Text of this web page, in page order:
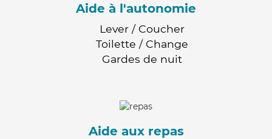
Aide à l'autonomie
Lever / Coucher
Toilette / Change
Gardes de nuit
Aide aux repas